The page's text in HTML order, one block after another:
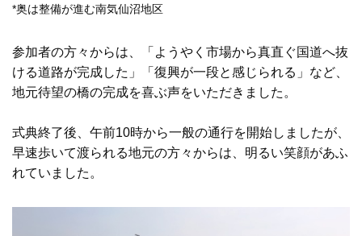
*奥は整備が進む南気仙沼地区
参加者の方々からは、「ようやく市場から真直ぐ国道へ抜
ける道路が完成した」「復興が一段と感じられる」など、
地元待望の橋の完成を喜ぶ声をいただきました。
式典終了後、午前10時から一般の通行を開始しましたが、
早速歩いて渡られる地元の方々からは、明るい笑顔があふ
れていました。